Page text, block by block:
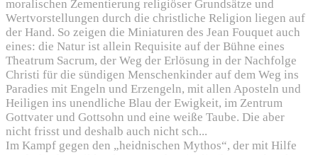
moralischen Zementierung religiöser Grundsätze und
Wertvorstellungen durch die christliche Religion liegen auf
der Hand. So zeigen die Miniaturen des Jean Fouquet auch
eines: die Natur ist allein Requisite auf der Bühne eines
Theatrum Sacrum, der Weg der Erlösung in der Nachfolge
Christi für die sündigen Menschenkinder auf dem Weg ins
Paradies mit Engeln und Erzengeln, mit allen Aposteln und
Heiligen ins unendliche Blau der Ewigkeit, im Zentrum
Gottvater und Gottsohn und eine weiße Taube. Die aber
nicht frisst und deshalb auch nicht sch...
Im Kampf gegen den „heidnischen Mythos“, der mit Hilfe